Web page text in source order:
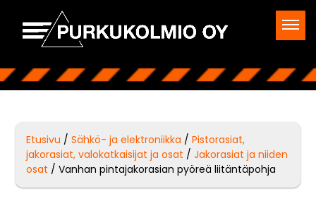
Etusivu /Sähkö- ja elektroniikka /Pistorasiat,
jakorasiat, valokatkaisijat ja osat /Jakorasiat ja niiden
osat / Vanhan pintajakorasian pyöreä liitäntäpohja